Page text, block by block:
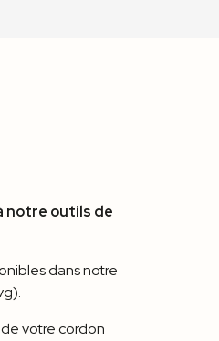
notre outils de
dans notre
votre cordon